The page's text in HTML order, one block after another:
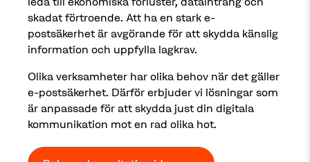
skadat förtroende. Att ha en stark e-
postsäkerhet är avgörande för att skydda känslig
information och uppfylla lagkrav.
Olika verksamheter har olika behov när det gäller
e-postsäkerhet. Därför erbjuder vi lösningar som
är anpassade för att skydda just din digitala
kommunikation mot en rad olika hot.